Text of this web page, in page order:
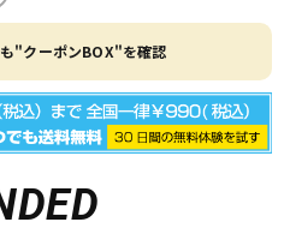
"クーポンBOX"を確認